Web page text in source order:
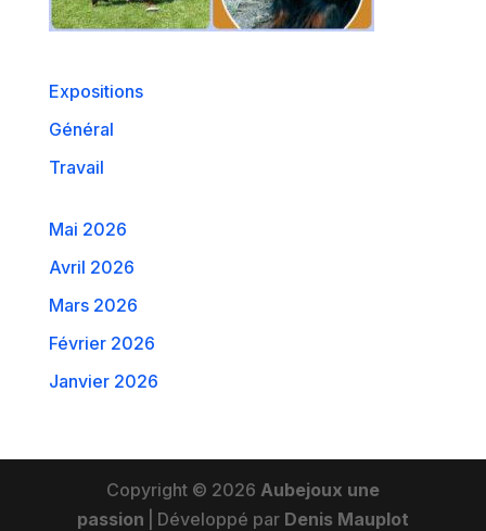
Expositions
Général
Travail
Mai 2026
Avril 2026
Mars 2026
Février 2026
Janvier 2026
Copyright © 2026 Aubejoux une
passion
Développé par Denis Mauplot